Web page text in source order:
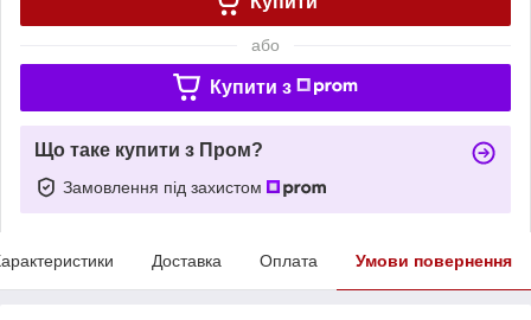
або
Купити з
Що таке купити з Пром?
Замовлення під захистом
Доставка Оплата Умови повернення